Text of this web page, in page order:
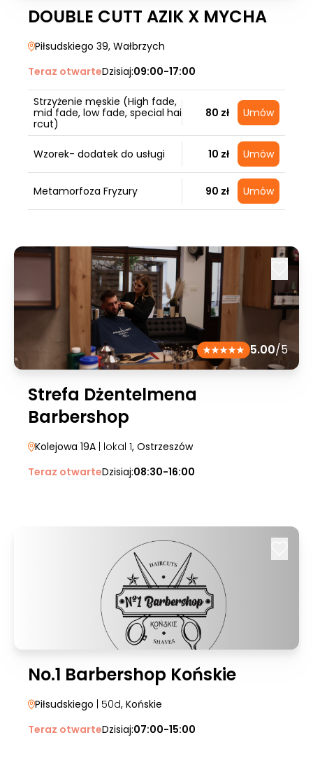
DOUBLE CUTT AZIK X MYCHA
Piłsudskiego 39, Wałbrzych
Teraz otwarteDzisiaj:09:00-17:00
Strzyżenie męskie (High fade,
mid fade, low fade, special hai
rcut)
80 zł Umów
Wzorek- dodatek do usługi 10 zł Umów
Metamorfoza Fryzury 90 zł Umów
5.00/5
Strefa Dżentelmena
Barbershop
Kolejowa 19A | lokal 1, Ostrzeszów
Teraz otwarteDzisiaj:08:30-16:00
No.1 Barbershop Końskie
Piłsudskiego | 50d, Końskie
Teraz otwarteDzisiaj:07:00-15:00